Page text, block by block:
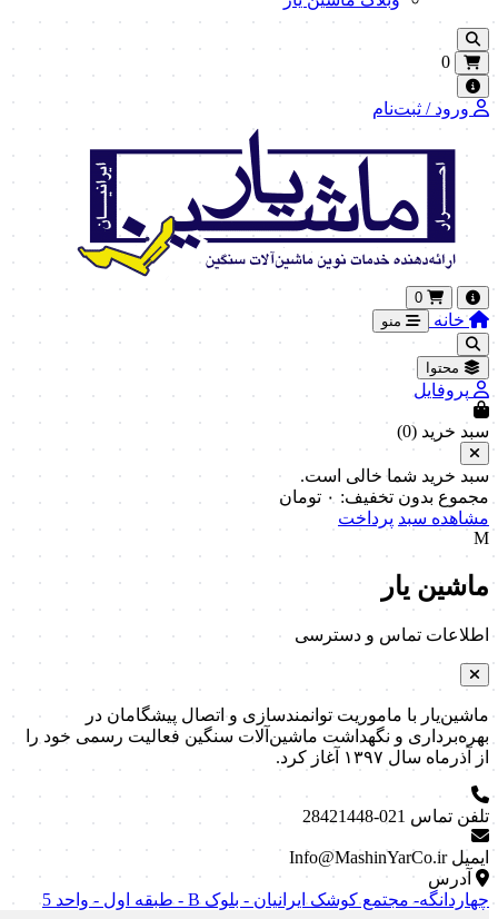
0
ورود / ثبت‌نام
0
خانه منو
محتوا
پروفایل
سبد خرید (0
)
سبد خرید شما خالی است.
مجموع بدون تخفیف: ۰ تومان
مشاهده سبد پرداخت
M
ماشین یار
اطلاعات تماس و دسترسی
ماشین‌یار با ماموریت توانمندسازی و اتصال پیشگامان در
بهره‌برداری و نگهداشت ماشین‌آلات سنگین فعالیت رسمی خود را
از آذرماه سال ۱۳۹۷ آغاز کرد.
تلفن تماس 021-28421448
ایمیل Info@MashinYarCo.ir
آدرس
چهاردانگه- مجتمع کوشک ایرانیان - بلوک B - طبقه اول - واحد 5